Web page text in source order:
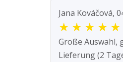
Jana Kováčová,
★ ★ ★ ★ ★
Große Auswahl,
Lieferung (2